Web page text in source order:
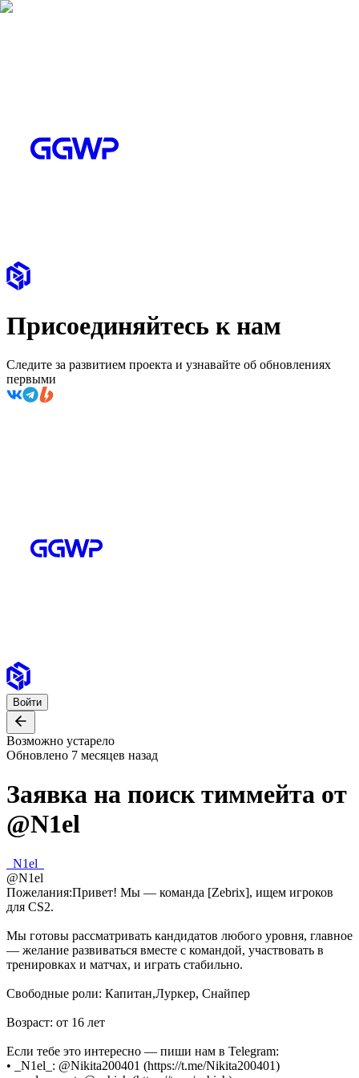
Присоединяйтесь к нам
Следите за развитием проекта и узнавайте об обновлениях
первыми
Войти
Возможно устарело
Обновлено 7 месяцев назад
Заявка на поиск тиммейта от
@N1el
_N1el_
@N1el
Пожелания:Привет! Мы — команда [Zebrix], ищем игроков
для CS2.
Мы готовы рассматривать кандидатов любого уровня, главное
— желание развиваться вместе с командой, участвовать в
тренировках и матчах, и играть стабильно.
Свободные роли: Капитан,Луркер, Снайпер
Возраст: от 16 лет
Если тебе это интересно — пиши нам в Telegram:
• _N1el_: @Nikita200401 (https://t.me/Nikita200401)